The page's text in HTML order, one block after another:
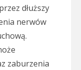
dłuższy
nerwów
zaburzenia